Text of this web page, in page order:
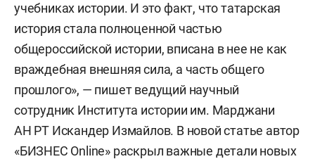
учебниках истории. И это факт, что татарская
история стала полноценной частью
общероссийской истории, вписана в нее не как
враждебная внешняя сила, а часть общего
прошлого», — пишет ведущий научный
сотрудник Института истории им. Марджани
АН РТ Искандер Измайлов. В новой статье автор
«БИЗНЕС Online» раскрыл важные детали новых